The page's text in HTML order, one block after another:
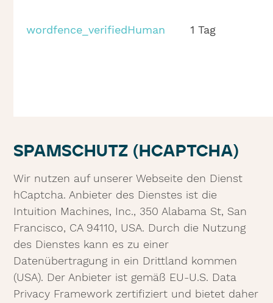
wordfence_verifiedHuman 1 Tag
SPAMSCHUTZ (HCAPTCHA)
Wir nutzen auf unserer Webseite den Dienst
hCaptcha. Anbieter des Dienstes ist die
Intuition Machines, Inc., 350 Alabama St, San
Francisco, CA 94110, USA. Durch die Nutzung
des Dienstes kann es zu einer
Datenübertragung in ein Drittland kommen
(USA). Der Anbieter ist gemäß EU-U.S. Data
Privacy Framework zertifiziert und bietet daher